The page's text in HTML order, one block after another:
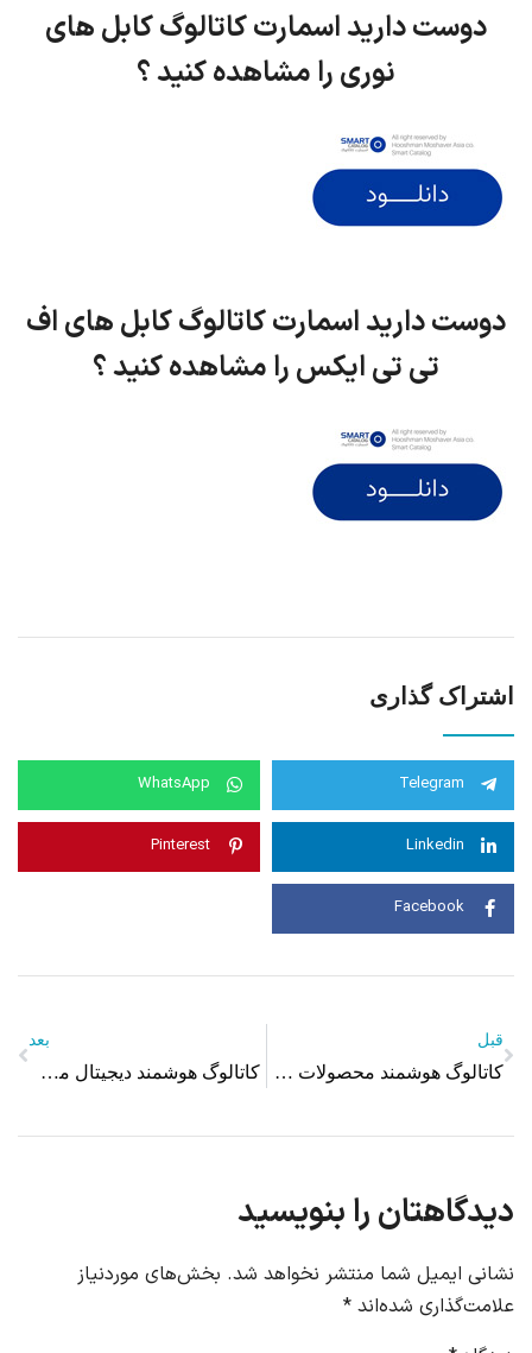
دوست دارید اسمارت کاتالوگ کابل های
نوری را مشاهده کنید ؟
دوست دارید اسمارت کاتالوگ کابل های اف
تی تی ایکس را مشاهده کنید ؟
اشتراک گذاری
Telegram
WhatsApp
Linkedin
Pinterest
Facebook
قبل
کاتالوگ هوشمند محصولات دنی وان
بعد
کاتالوگ هوشمند دیجیتال محصولات ویتامول
دیدگاهتان را بنویسید
نشانی ایمیل شما منتشر نخواهد شد. بخش‌های موردنیاز
علامت‌گذاری شده‌اند *